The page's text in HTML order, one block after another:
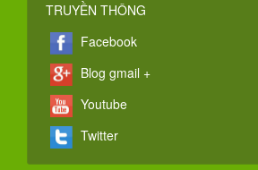
TRUYỀN THÔNG
Facebook
Blog gmail +
Youtube
Twitter